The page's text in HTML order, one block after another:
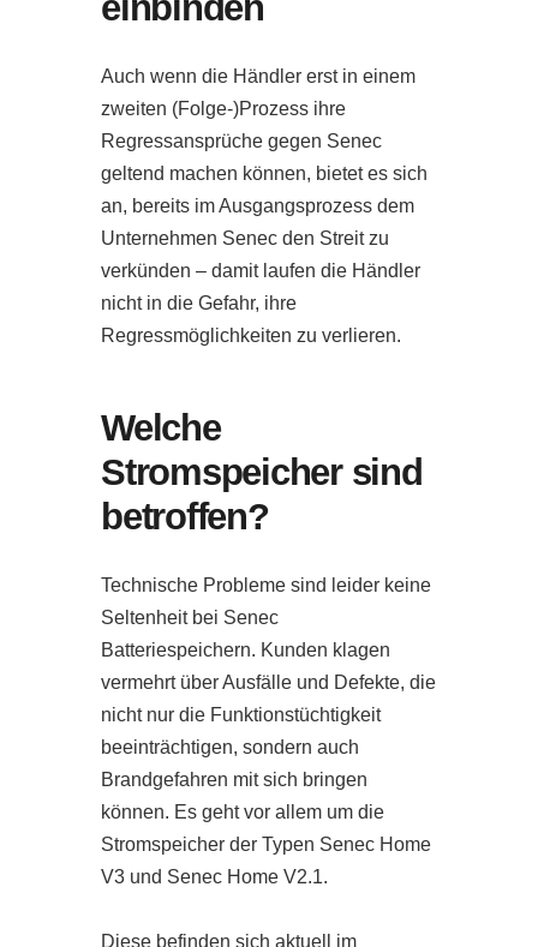
Auch wenn die Händler erst in einem
zweiten (Folge-)Prozess ihre
Regressansprüche gegen Senec
geltend machen können, bietet es sich
an, bereits im Ausgangsprozess dem
Unternehmen Senec den Streit zu
verkünden – damit laufen die Händler
nicht in die Gefahr, ihre
Regressmöglichkeiten zu verlieren.
Welche
Stromspeicher sind
betroffen?
Technische Probleme sind leider keine
Seltenheit bei Senec
Batteriespeichern. Kunden klagen
vermehrt über Ausfälle und Defekte, die
nicht nur die Funktionstüchtigkeit
beeinträchtigen, sondern auch
Brandgefahren mit sich bringen
können. Es geht vor allem um die
Stromspeicher der Typen Senec Home
V3 und Senec Home V2.1.
Diese befinden sich aktuell im